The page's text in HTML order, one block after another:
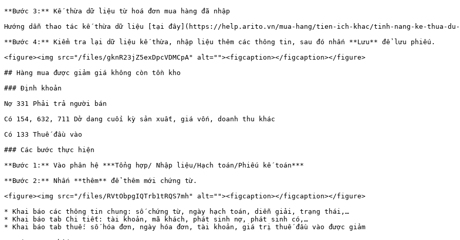
**Bước 3:** Kế thừa dữ liệu từ hoá đơn mua hàng đã nhập
Hướng dẫn thao tác kế thừa dữ liệu [tại đây](https://help.arito.vn/mua-hang/tien-ich-khac/tinh-nang-ke-thua-
**Bước 4:** Kiểm tra lại dữ liệu kế thừa, nhập liệu thêm các thông tin, sau đó nhấn **Lưu** để lưu phiếu.
<figure><img src="/files/gknR23jZ5exDpcVDMCpA" alt=""><figcaption></figcaption></figure>
## Hàng mua được giảm giá không còn tồn kho
### Định khoản
Nợ 331 Phải trả người bán
Có 154, 632, 711 Dở dang cuối kỳ sản xuất, giá vốn, doanh thu khác
Có 133 Thuế đầu vào
### Các bước thực hiện
**Bước 1:** Vào phân hệ ***Tổng hợp/ Nhập liệu/Hạch toán/Phiếu kế toán***
**Bước 2:** Nhấn **thêm** để thêm mới chứng từ.
<figure><img src="/files/RVtObpgIQTrb1tRQS7mh" alt=""><figcaption></figcaption></figure>
* Khai báo các thông tin chung: số chứng từ, ngày hạch toán, diễn giải, trạng thái,…
* Khai báo tab Chi tiết: tài khoản, mã khách, phát sinh nợ, phát sinh có,…
* Khai báo tab thuế: số hóa đơn, ngày hóa đơn, tài khoản, giá trị thuế đầu vào được giảm